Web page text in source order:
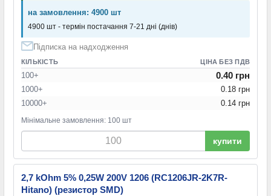
на замовлення: 4900 шт
4900 шт - термін постачання 7-21 дні (днів)
Підписка на надходження
КІЛЬКІСТЬ ЦІНА БЕЗ ПДВ
100+ 0.40 грн
1000+
0.18 грн
10000+
0.14 грн
Мінімальне замовлення: 100 шт
купити
2,7 kOhm 5% 0,25W 200V 1206 (RC1206JR-2K7R-
Hitano) (резистор SMD)